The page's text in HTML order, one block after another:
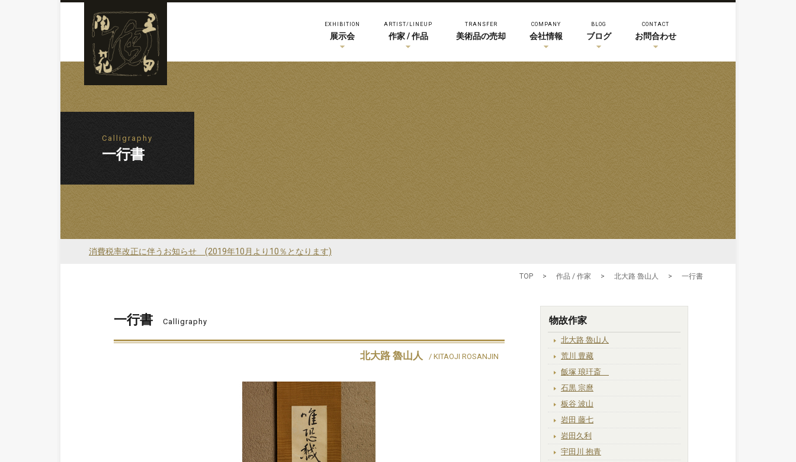
EXHIBITION
展示会
ARTIST/LINEUP
作家 / 作品
TRANSFER
美術品の売却
COMPANY
会社情報
BLOG
ブログ
CONTACT
お問合わせ
Calligraphy
一行書
消費税率改正に伴うお知らせ (2019年10月より10％となります)
TOP > 作品 / 作家 > 北大路 魯山人 > 一行書
一行書 Calligraphy
北大路 魯山人 / KITAOJI ROSANJIN
物故作家
北大路 魯山人
荒川 豊藏
飯塚 琅玕斎
石黒 宗麿
板谷 波山
岩田 藤七
岩田久利
宇田川 抱青